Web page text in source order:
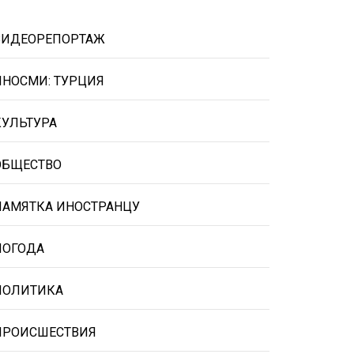
ТУРЦИЯ
ИНОСТРАНЦУ